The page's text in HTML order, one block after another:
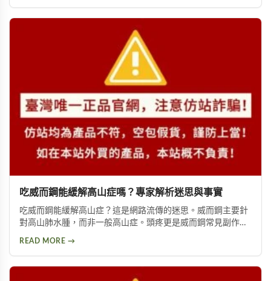
吃威而鋼能緩解高山症嗎？專家解析迷思與事實
吃威而鋼能緩解高山症？這是網路流傳的迷思。威而鋼主要針
對高山肺水腫，而非一般高山症。頭疼更是威而鋼常見副作
READ MORE →